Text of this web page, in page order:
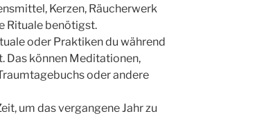
Kerzen, Räucherwerk
Rituale benötigst.
oder Praktiken du während
Das können Meditationen,
oder andere
um das vergangene Jahr zu